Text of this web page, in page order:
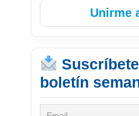
Unirme
boletín